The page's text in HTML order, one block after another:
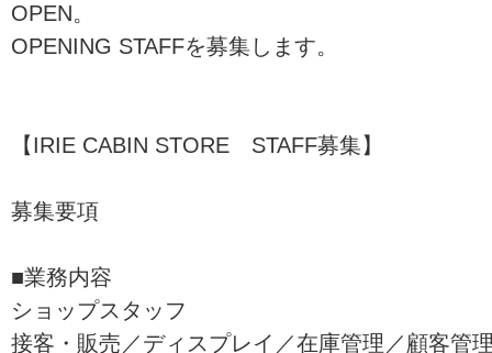
OPEN。
OPENING STAFFを募集します。
【IRIE CABIN STORE STAFF募集】
募集要項
■業務内容
ショップスタッフ
接客・販売／ディスプレイ／在庫管理／顧客管